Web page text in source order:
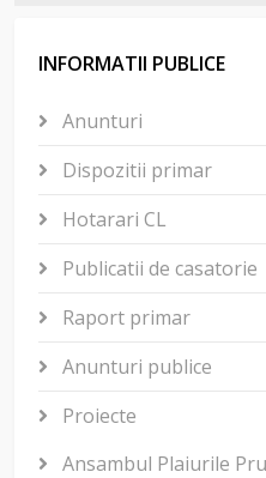
INFORMATII PUBLICE
Anunturi
Dispozitii primar
Hotarari CL
Publicatii de casatorie
Raport primar
Anunturi publice
Proiecte
Ansambul Plaiurile